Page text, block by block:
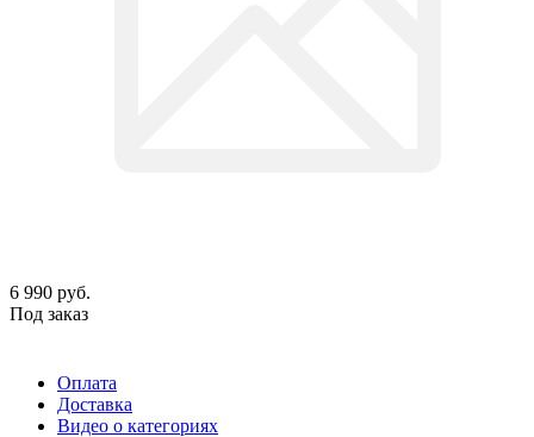
6 990 руб.
Под заказ
Оплата
Доставка
Видео о категориях